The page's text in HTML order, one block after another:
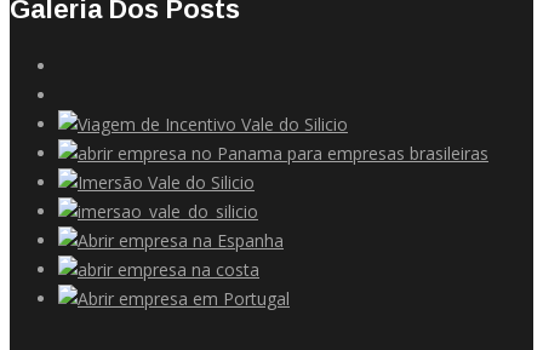
Galeria Dos Posts